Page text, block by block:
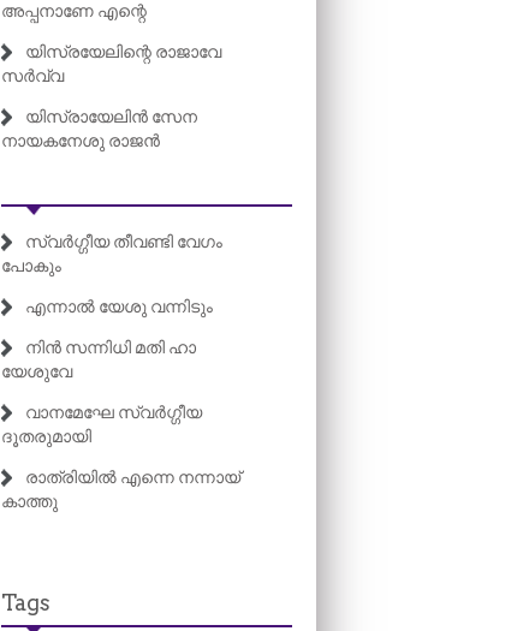
അപ്പനാണേ എന്റെ
യിസ്രയേലിന്റെ രാജാവേ
സർവ്വ
യിസ്രായേലിൻ സേന
നായകനേശു രാജൻ
സ്വർഗ്ഗീയ തീവണ്ടി വേഗം
പോകും
എന്നാൽ യേശു വന്നിടും
നിൻ സന്നിധി മതി ഹാ
യേശുവേ
വാനമേഘേ സ്വർഗ്ഗ‍ീയ
ദൂതരുമായി
രാത്രിയിൽ എന്നെ നന്നായ്
കാത്തു
Tags